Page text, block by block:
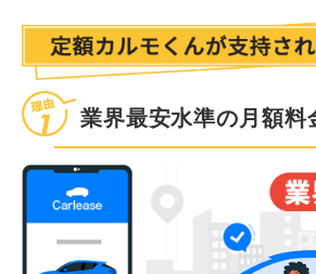
業界最安水準の月額料